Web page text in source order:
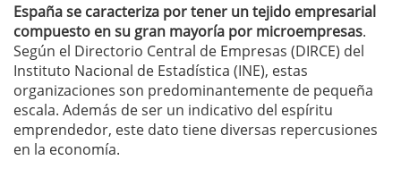
España se caracteriza por tener un tejido empresarial
compuesto en su gran mayoría por microempresas.
Según el Directorio Central de Empresas (DIRCE) del
Instituto Nacional de Estadística (INE), estas
organizaciones son predominantemente de pequeña
escala. Además de ser un indicativo del espíritu
emprendedor, este dato tiene diversas repercusiones
en la economía.